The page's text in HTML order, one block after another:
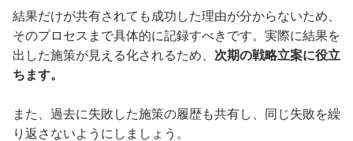
結果だけが共有されても成功した理由が分からないため、
そのプロセスまで具体的に記録すべきです。実際に結果を
出した施策が見える化されるため、 次期の戦略立案に役立
ちます。
また、過去に失敗した施策の履歴も共有し、同じ失敗を繰
り返さないようにしましょう。